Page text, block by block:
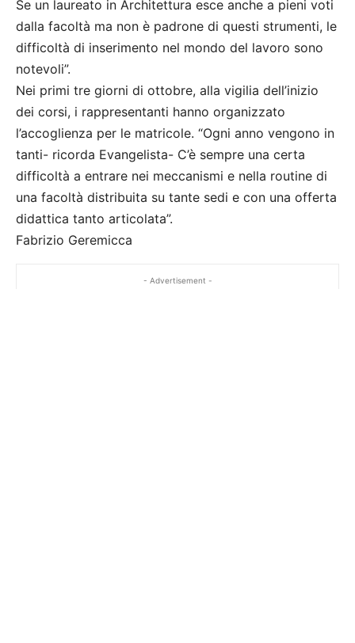
Se un laureato in Architettura esce anche a pieni voti
dalla facoltà ma non è padrone di questi strumenti, le
difficoltà di inserimento nel mondo del lavoro sono
notevoli”.
Nei primi tre giorni di ottobre, alla vigilia dell’inizio
dei corsi, i rappresentanti hanno organizzato
l’accoglienza per le matricole. “Ogni anno vengono in
tanti- ricorda Evangelista- C’è sempre una certa
difficoltà a entrare nei meccanismi e nella routine di
una facoltà distribuita su tante sedi e con una offerta
didattica tanto articolata”.
Fabrizio Geremicca
- Advertisement -